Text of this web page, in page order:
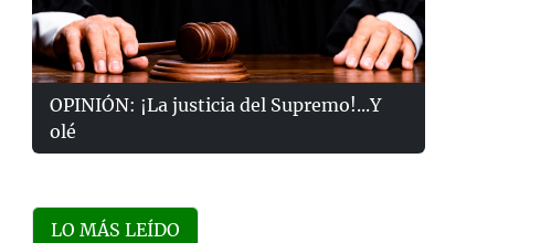
OPINIÓN: ¡La justicia del Supremo!...Y
olé
LO MÁS LEÍDO